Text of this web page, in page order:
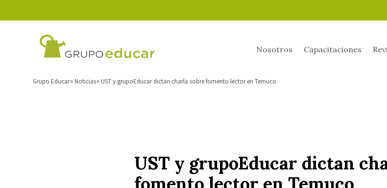
Nosotros Capacitaciones
Grupo Educar Noticias UST y grupoEducar dictan charla sobre fomento lector en Temuco
UST y grupoEducar dictan